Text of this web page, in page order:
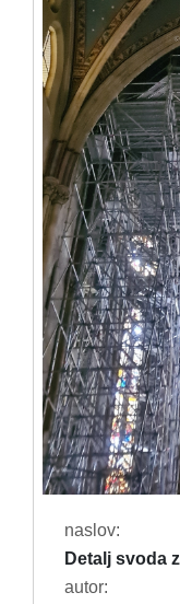
naslov:
Detalj svoda
autor: